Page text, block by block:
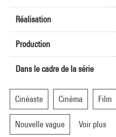
Réalisation
Production
Dans le cadre de la série
Cinéaste Cinéma Film
Nouvelle vague Voir plus